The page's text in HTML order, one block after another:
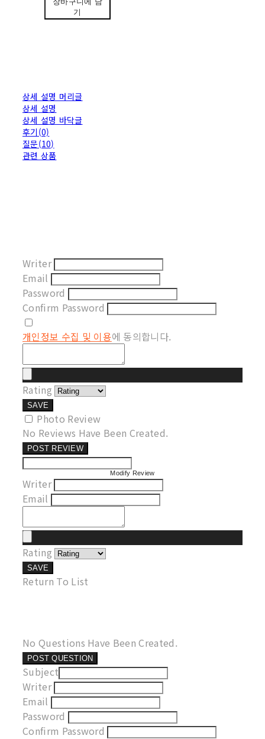
기
상세 설명 머리글
상세 설명
상세 설명 바닥글
후기(0)
질문(10)
관련 상품
Writer
Email
Password
Confirm Password
개인정보 수집 및 이용에 동의합니다.
Rating
SAVE
Photo Review
No Reviews Have Been Created.
POST REVIEW
Modify Review
Writer
Email
Rating
SAVE
Return To List
No Questions Have Been Created.
POST QUESTION
Subject
Writer
Email
Password
Confirm Password